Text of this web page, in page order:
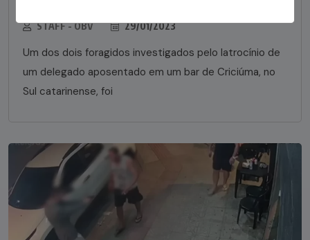
STAFF - OBV 29/01/2023
Um dos dois foragidos investigados pelo latrocínio de
um delegado aposentado em um bar de Criciúma, no
Sul catarinense, foi